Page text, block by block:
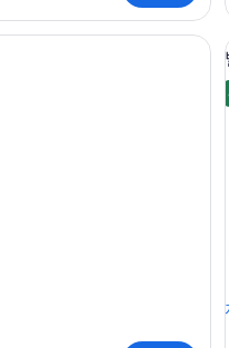
럭셔리 아파트, 침실 1개 | 미니바, 객